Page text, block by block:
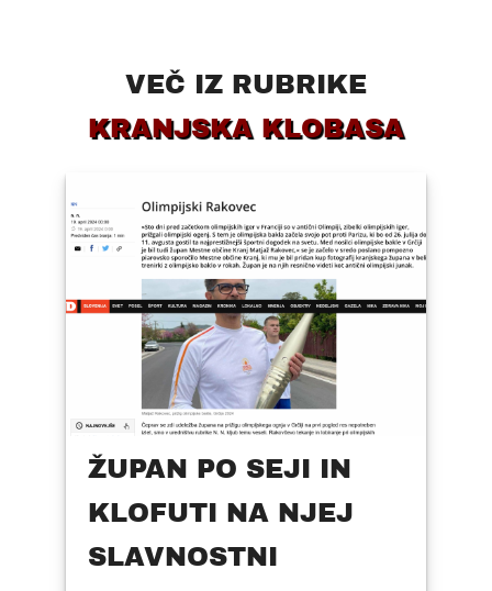
VEČ IZ RUBRIKE
KRANJSKA KLOBASA
ŽUPAN PO SEJI IN
KLOFUTI NA NJEJ
SLAVNOSTNI